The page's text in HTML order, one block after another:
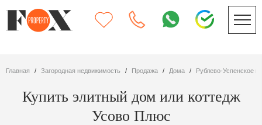
Главная Загородная недвижимость Продажа дома Рублево-Успенское
Купить элитный дом или коттедж
Усово Плюс